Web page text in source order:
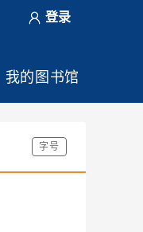
登录
我的图书馆
字号